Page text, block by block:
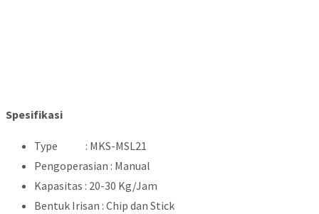
Spesifikasi
Type : MKS-MSL21
Pengoperasian : Manual
Kapasitas : 20-30 Kg/Jam
Bentuk Irisan : Chip dan Stick